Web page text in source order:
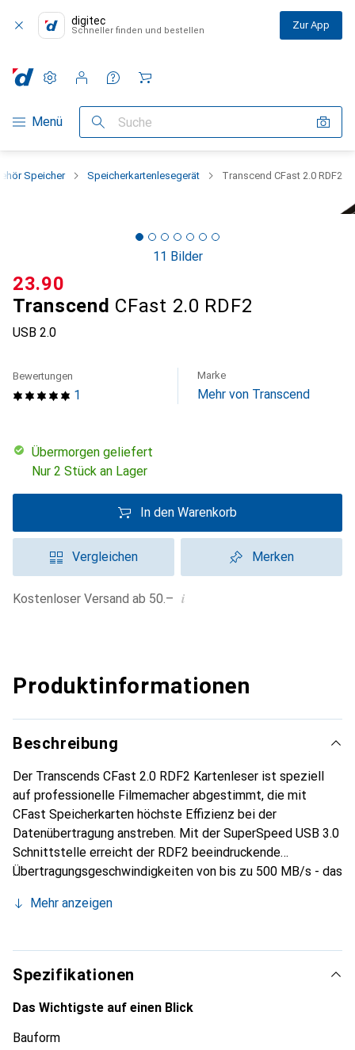
digitec
Schneller finden und bestellen Zur App
Navigation nach Kategorien
Menü Suche
Einstellungen
Kundenkonto
Vergleichslisten
Merklisten
Warenkorb
Speicher Speicherkartenlesegerät Transcend CFast 2.0 RDF2
11 Bilder
Transcend CFast 2.0 RDF2
USB 2.0
CHF
23.90
1
Bewertungen Marke
Mehr von Transcend
übermorgen geliefert
Nur 2 Stück an Lager
In den Warenkorb
Vergleichen Merken
Kostenloser Versand ab 50.– i
Produktinformationen
Beschreibung
Der Transcends CFast 2.0 RDF2 Kartenleser ist speziell
auf professionelle Filmemacher abgestimmt, die mit
CFast Speicherkarten höchste Effizienz bei der
Datenübertragung anstreben. Mit der SuperSpeed USB 3.0
Schnittstelle erreicht der RDF2 beeindruckende
Übertragungsgeschwindigkeiten von bis zu 500 MB/s - das
bei der Übertragung hochauflösender Audiodateien
können. Vom Studio bis zum Drehort und zurück - durch
seine kompakten Abmessungen lässt sich der Kartenleser
mühelos transportieren.
Mehr anzeigen
Spezifikationen
Das Wichtigste auf einen Blick
Bauform